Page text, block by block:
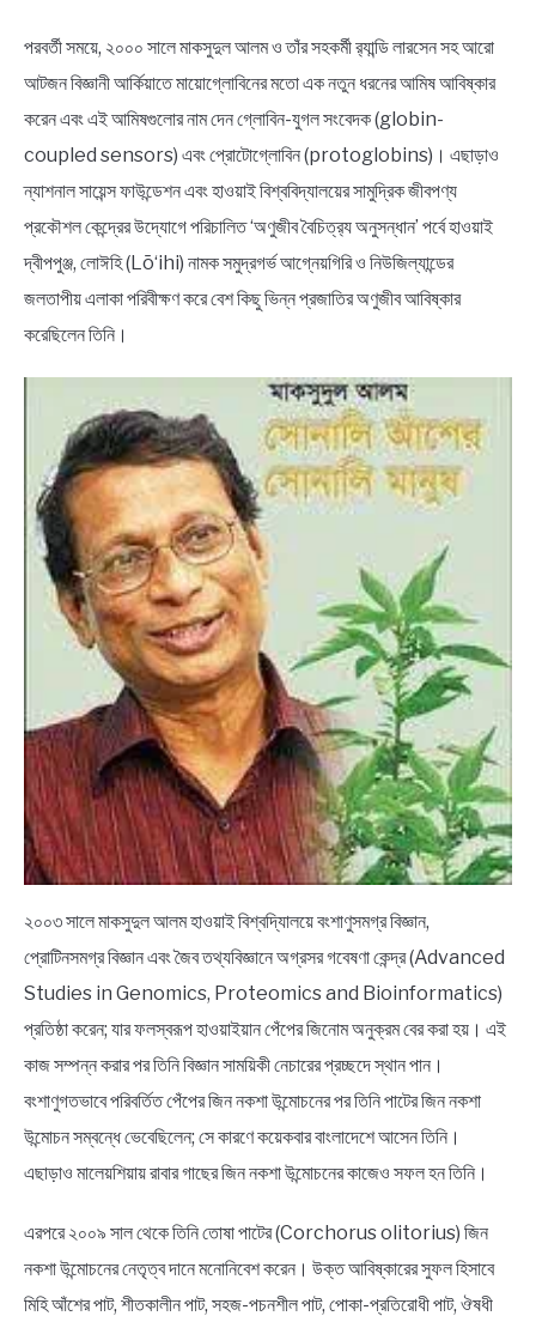
পরবর্তী সময়ে, ২০০০ সালে মাকসুদুল আলম ও তাঁর সহকর্মী র‌্যান্ডি লারসেন সহ আরো
আটজন বিজ্ঞানী আর্কিয়াতে মায়োগ্লোবিনের মতো এক নতুন ধরনের আমিষ আবিষ্কার
করেন এবং এই আমিষগুলোর নাম দেন গ্লোবিন-যুগল সংবেদক (globin-
coupled sensors) এবং প্রোটোগ্লোবিন (protoglobins)। এছাড়াও
ন্যাশনাল সায়েন্স ফাউন্ডেশন এবং হাওয়াই বিশ্ববিদ্যালয়ের সামুদ্রিক জীবপণ্য
প্রকৌশল কেন্দ্রের উদ্যোগে পরিচালিত ‘অণুজীব বৈচিত্র‌্য অনুসন্ধান’ পর্বে হাওয়াই
দ্বীপপুঞ্জ, লোঈহি (Lō‘ihi) নামক সমুদ্রগর্ভ আগ্নেয়গিরি ও নিউজিল্যান্ডের
জলতাপীয় এলাকা পরিবীক্ষণ করে বেশ কিছু ভিন্ন প্রজাতির অণুজীব আবিষ্কার
করেছিলেন তিনি।
২০০৩ সালে মাকসুদুল আলম হাওয়াই বিশ্বদ্যিালয়ে বংশাণুসমগ্র বিজ্ঞান,
প্রোটিনসমগ্র বিজ্ঞান এবং জৈব তথ্যবিজ্ঞানে অগ্রসর গবেষণা কেন্দ্র (Advanced
Studies in Genomics, Proteomics and Bioinformatics)
প্রতিষ্ঠা করেন; যার ফলস্বরূপ হাওয়াইয়ান পেঁপের জিনোম অনুক্রম বের করা হয়। এই
কাজ সম্পন্ন করার পর তিনি বিজ্ঞান সাময়িকী নেচারের প্রচ্ছদে স্থান পান।
বংশাণুগতভাবে পরিবর্তিত পেঁপের জিন নকশা উন্মোচনের পর তিনি পাটের জিন নকশা
উন্মোচন সম্বন্ধে ভেবেছিলেন; সে কারণে কয়েকবার বাংলাদেশে আসেন তিনি।
এছাড়াও মালেয়শিয়ায় রাবার গাছের জিন নকশা উন্মোচনের কাজেও সফল হন তিনি।
এরপরে ২০০৯ সাল থেকে তিনি তোষা পাটের (Corchorus olitorius) জিন
নকশা উন্মোচনের নেতৃত্ব দানে মনোনিবেশ করেন। উক্ত আবিষ্কারের সুফল হিসাবে
মিহি আঁশের পাট, শীতকালীন পাট, সহজ-পচনশীল পাট, পোকা-প্রতিরোধী পাট, ঔষধী